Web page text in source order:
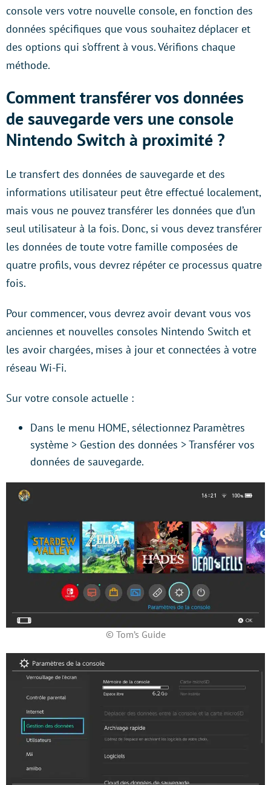
console vers votre nouvelle console, en fonction des
données spécifiques que vous souhaitez déplacer et
des options qui s’offrent à vous. Vérifions chaque
méthode.
Comment transférer vos données
de sauvegarde vers une console
Nintendo Switch à proximité ?
Le transfert des données de sauvegarde et des
informations utilisateur peut être effectué localement,
mais vous ne pouvez transférer les données que d’un
seul utilisateur à la fois. Donc, si vous devez transférer
les données de toute votre famille composées de
quatre profils, vous devrez répéter ce processus quatre
fois.
Pour commencer, vous devrez avoir devant vous vos
anciennes et nouvelles consoles Nintendo Switch et
les avoir chargées, mises à jour et connectées à votre
réseau Wi-Fi.
Sur votre console actuelle :
Dans le menu HOME, sélectionnez Paramètres
système > Gestion des données > Transférer vos
données de sauvegarde.
© Tom’s Guide